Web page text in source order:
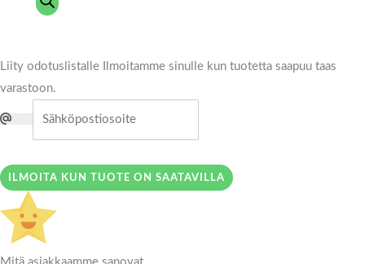
Liity odotuslistalle
Ilmoitamme sinulle kun tuotetta saapuu taas
varastoon.
ILMOITA KUN TUOTE ON SAATAVILLA